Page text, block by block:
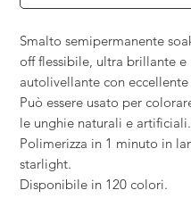
Smalto semipermanente
off flessibile, ultra brillante e
autolivellante con eccellente
Può essere usato per
le unghie naturali e artificiali.
Polimerizza in 1 minuto in
starlight.
Disponibile in 120 colori.